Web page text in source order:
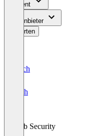
Content
Für Anbieter
Bewerten
Deutsch
English
Web Security